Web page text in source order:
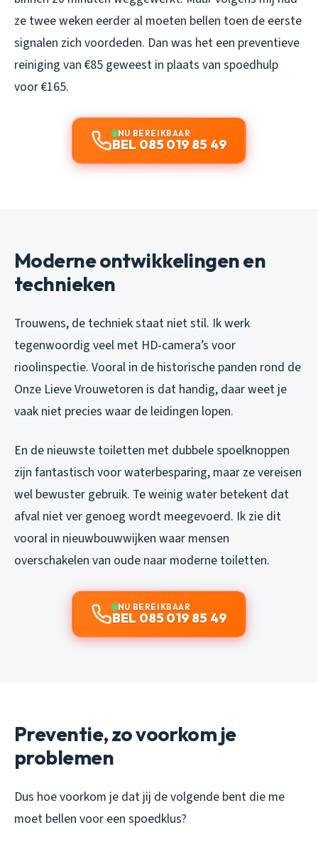
ze twee weken eerder al moeten bellen toen de eerste
signalen zich voordeden. Dan was het een preventieve
reiniging van €85 geweest in plaats van spoedhulp
voor €165.
NU BEREIKBAAR
BEL 085 019 85 49
Moderne ontwikkelingen en
technieken
Trouwens, de techniek staat niet stil. Ik werk
tegenwoordig veel met HD-camera’s voor
rioolinspectie. Vooral in de historische panden rond de
Onze Lieve Vrouwetoren is dat handig, daar weet je
vaak niet precies waar de leidingen lopen.
En de nieuwste toiletten met dubbele spoelknoppen
zijn fantastisch voor waterbesparing, maar ze vereisen
wel bewuster gebruik. Te weinig water betekent dat
afval niet ver genoeg wordt meegevoerd. Ik zie dit
vooral in nieuwbouwwijken waar mensen
overschakelen van oude naar moderne toiletten.
NU BEREIKBAAR
BEL 085 019 85 49
Preventie, zo voorkom je
problemen
Dus hoe voorkom je dat jij de volgende bent die me
moet bellen voor een spoedklus?